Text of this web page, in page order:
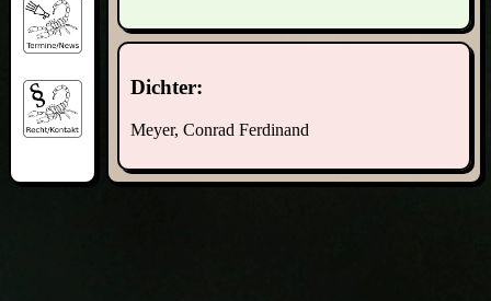
Dichter:
Meyer, Conrad Ferdinand